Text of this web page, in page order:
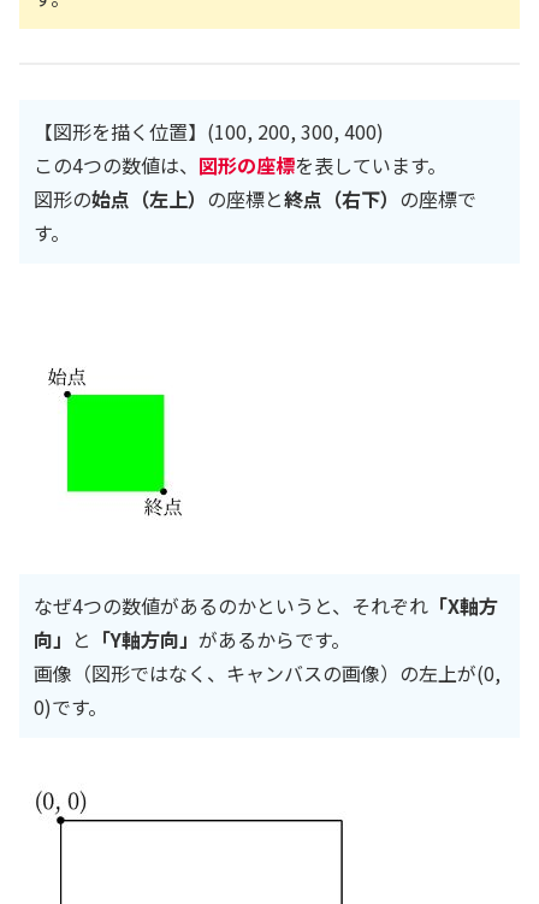
【図形を描く位置】(100, 200, 300, 400)
この4つの数値は、 図形の座標を表しています。
図形の始点（左上） の座標と終点（右下） の座標で
す。
なぜ4つの数値があるのかというと、それぞれ 「X軸方
向」 と 「Y軸方向」 があるからです。
画像（図形ではなく、キャンバスの画像）の左上が(0,
0)です。